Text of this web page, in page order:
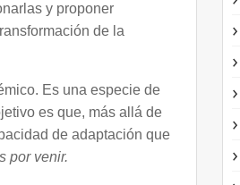
y proponer
de la
Es una especie de
es que, más allá de
de adaptación que
por venir.